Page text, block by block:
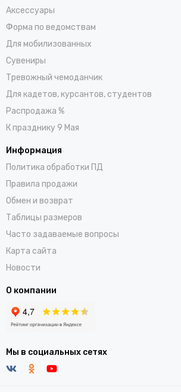
Аксессуары
Форма по ведомствам
Для мобилизованных
Сувениры
Тревожный чемоданчик
Для кадетов, курсантов, студентов
Распродажа %
К празднику 9 Мая
Информация
Политика обработки ПД
Правила продажи
Обмен и возврат
Таблицы размеров
Часто задаваемые вопросы
Карта сайта
Новости
О компании
Мы в социальных сетях